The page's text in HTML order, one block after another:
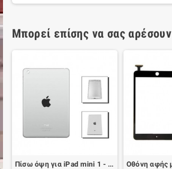
Μπορεί επίσης να σας αρέσουν
Πίσω όψη για iPad mini 1 - Μαύρη